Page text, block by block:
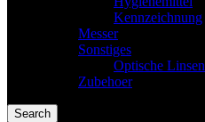
Kennzeichnung
Messer
Sonstiges
Optische Linsen
Zubehoer
Search